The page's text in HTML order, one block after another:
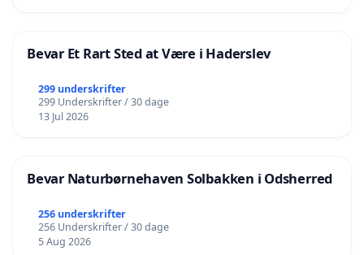
Bevar Et Rart Sted at Være i Haderslev
299 underskrifter
299 Underskrifter / 30 dage
13 Jul 2026
Bevar Naturbørnehaven Solbakken i Odsherred
256 underskrifter
256 Underskrifter / 30 dage
5 Aug 2026